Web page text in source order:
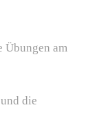
Übungen am
die